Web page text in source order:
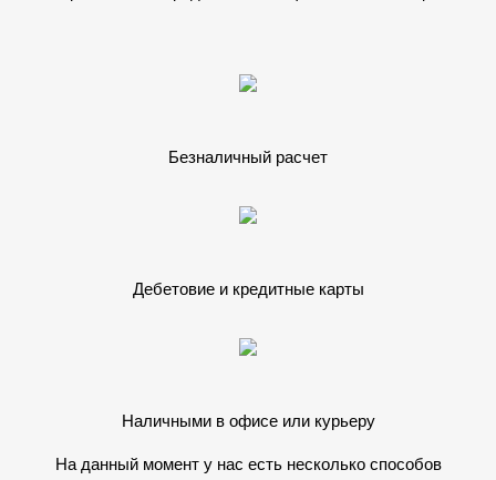
Безналичный расчет
Дебетовие и кредитные карты
Наличными в офисе или курьеру
На данный момент у нас есть несколько способов